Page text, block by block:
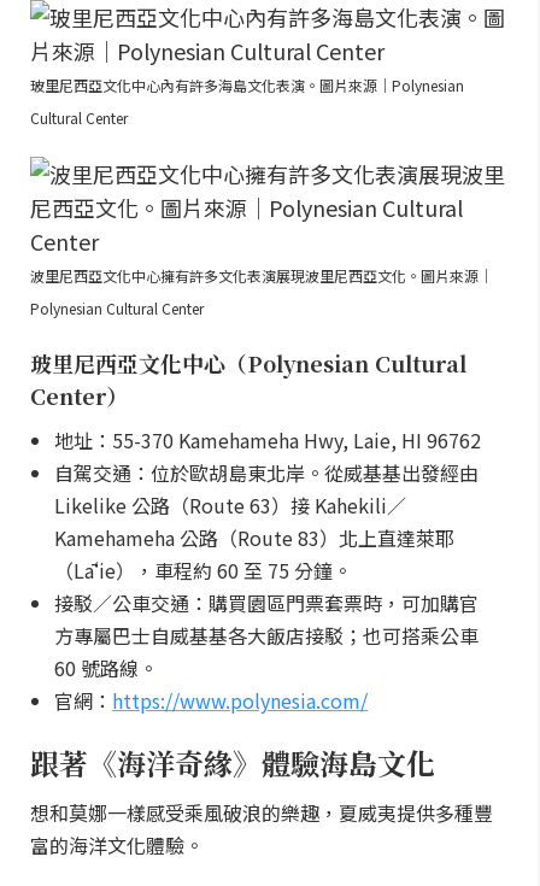
玻里尼西亞文化中心內有許多海島文化表演。圖片來源｜Polynesian
Cultural Center
波里尼西亞文化中心擁有許多文化表演展現波里尼西亞文化。圖片來源｜
Polynesian Cultural Center
玻里尼西亞文化中心（Polynesian Cultural
Center）
地址：55-370 Kamehameha Hwy, Laie, HI 96762
自駕交通：位於歐胡島東北岸。從威基基出發經由
Likelike 公路（Route 63）接 Kahekili／
Kamehameha 公路（Route 83）北上直達萊耶
（Lāʻie），車程約 60 至 75 分鐘。
接駁／公車交通：購買園區門票套票時，可加購官
方專屬巴士自威基基各大飯店接駁；也可搭乘公車
60 號路線。
官網： https://www.polynesia.com/
跟著《海洋奇緣》體驗海島文化
想和莫娜一樣感受乘風破浪的樂趣，夏威夷提供多種豐
富的海洋文化體驗。